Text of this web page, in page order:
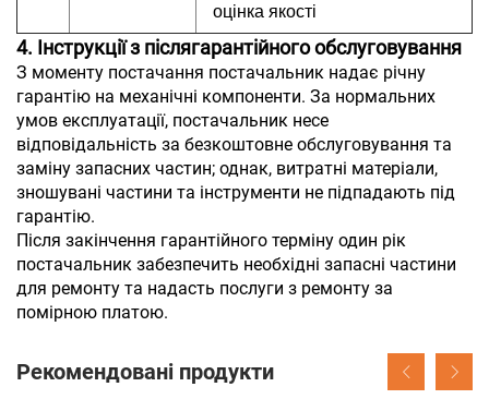
оцінка якості
4. Інструкції з післягарантійного обслуговування
З моменту постачання постачальник надає річну
гарантію на механічні компоненти. За нормальних
умов експлуатації, постачальник несе
відповідальність за безкоштовне обслуговування та
заміну запасних частин; однак, витратні матеріали,
зношувані частини та інструменти не підпадають під
гарантію.
Після закінчення гарантійного терміну один рік
постачальник забезпечить необхідні запасні частини
для ремонту та надасть послуги з ремонту за
помірною платою.
Рекомендовані продукти